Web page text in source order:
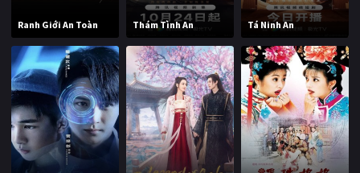
Ranh Giới An Toàn Thám Tình An Tá Ninh An